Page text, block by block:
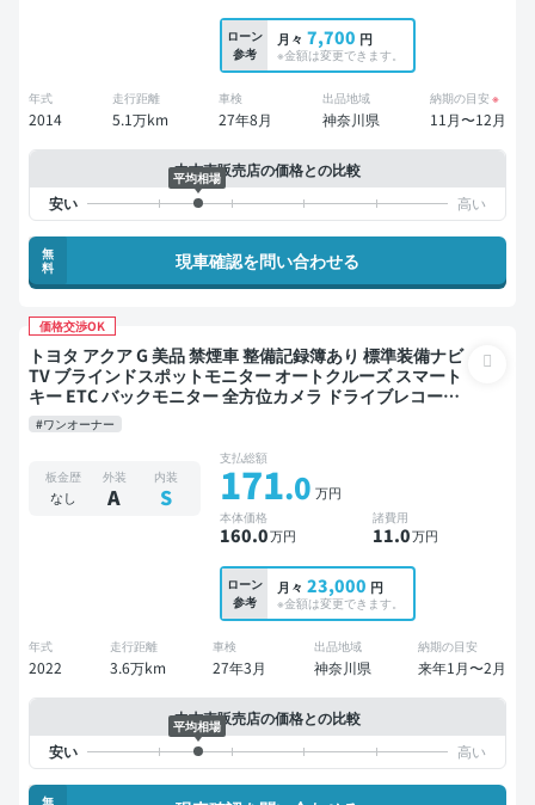
ローン
参考
月々 7,700 円
※金額は変更できます。
年式
2014
走行距離
5.1万km
車検
27年8月
出品地域
神奈川県
納期の目安 ※
11月〜12月
中古車販売店の価格との比較
平均相場
無
料
現車確認を問い合わせる
価格交渉OK
トヨタ アクア G 美品 禁煙車 整備記録簿あり 標準装備ナビ
TV ブラインドスポットモニター オートクルーズ スマート
キー ETC バックモニター 全方位カメラ ドライブレコーダ
ー 衝突軽減
#ワンオーナー
板金歴
なし
外装
A
内装
S
支払総額
171.0 万円
本体価格
160.0万円
諸費用
11.0万円
ローン
参考
月々 23,000 円
※金額は変更できます。
年式
2022
走行距離
3.6万km
車検
27年3月
出品地域
神奈川県
納期の目安
来年1月〜2月
中古車販売店の価格との比較
平均相場
無